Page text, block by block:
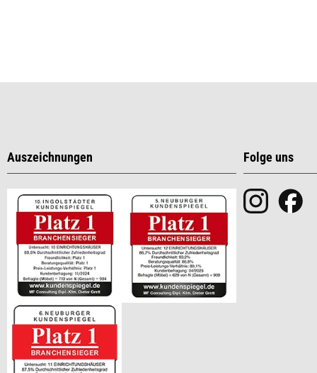
Auszeichnungen Folge uns